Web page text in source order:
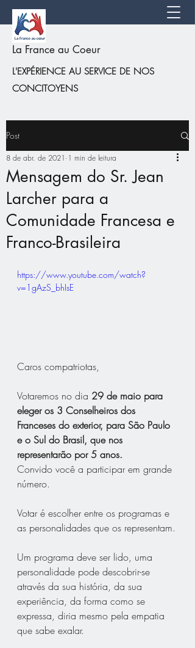
La France au Coeur
L'EXPÉRIENCE AU SERVICE DE NOS
CONCITOYENS
Post
Mensagem do Sr. Jean
Larcher para a
Comunidade Francesa e
Franco-Brasileira
8 de abr. de 2021 1 min de leitura
https://www.youtube.com/watch?
v=1gAzS_bhIsE
Caros compatriotas,
Votaremos no dia 29 de maio para
eleger os 3 Conselheiros dos
Franceses do exterior, para São Paulo
e o Sul do Brasil, que nos
representarão por 5 anos.
Convido você a participar em grande
número.
Votar é escolher entre os programas e
as personalidades que os representam.
Um programa deve ser lido, uma
personalidade pode descobrir-se
através da sua história, da sua
experiência, da forma como se
expressa, diria mesmo pela empatia
que sabe exalar.